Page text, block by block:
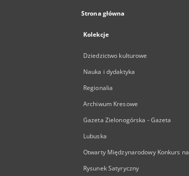
Strona główna
Kolekcje
Dziedzictwo kulturowe
Nauka i dydaktyka
Regionalia
Archiwum Kresowe
Gazeta Zielonogórska - Gazeta
Lubuska
Otwarty Międzynarodowy Konkurs na
Rysunek Satyryczny